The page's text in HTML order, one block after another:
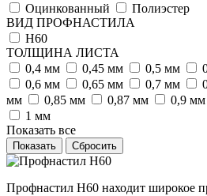
Оцинкованный
Полиэстер
ВИД ПРОФНАСТИЛА
Н60
ТОЛЩИНА ЛИСТА
0,4 мм
0,45 мм 0,5 мм
0,6 мм
0,65 мм 0,7 мм
мм
0,85 мм 0,87 мм 0,9 мм
1 мм
Показать все
Сбросить
Профнастил Н60 находит широкое